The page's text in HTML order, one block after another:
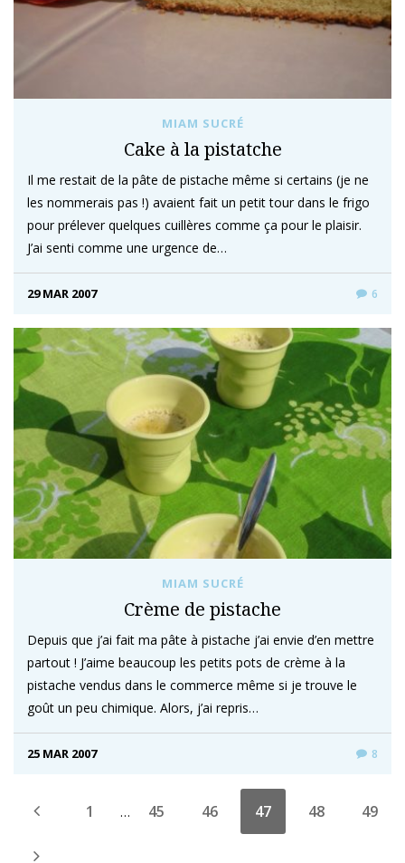
MIAM SUCRÉ
Cake à la pistatche
Il me restait de la pâte de pistache même si certains (je ne
les nommerais pas !) avaient fait un petit tour dans le frigo
pour prélever quelques cuillères comme ça pour le plaisir.
J’ai senti comme une urgence de…
29 MAR 2007 6
MIAM SUCRÉ
Crème de pistache
Depuis que j’ai fait ma pâte à pistache j’ai envie d’en mettre
partout ! J’aime beaucoup les petits pots de crème à la
pistache vendus dans le commerce même si je trouve le
goût un peu chimique. Alors, j’ai repris…
25 MAR 2007 8
1 … 45 46 47 48 49